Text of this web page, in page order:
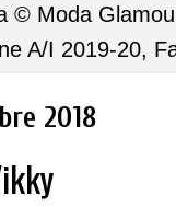
© Moda
A/I 2019-20,
2018